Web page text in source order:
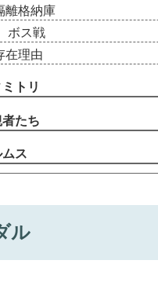
離格納庫
ボス戦
在理由
トリ
たち
ス
ル